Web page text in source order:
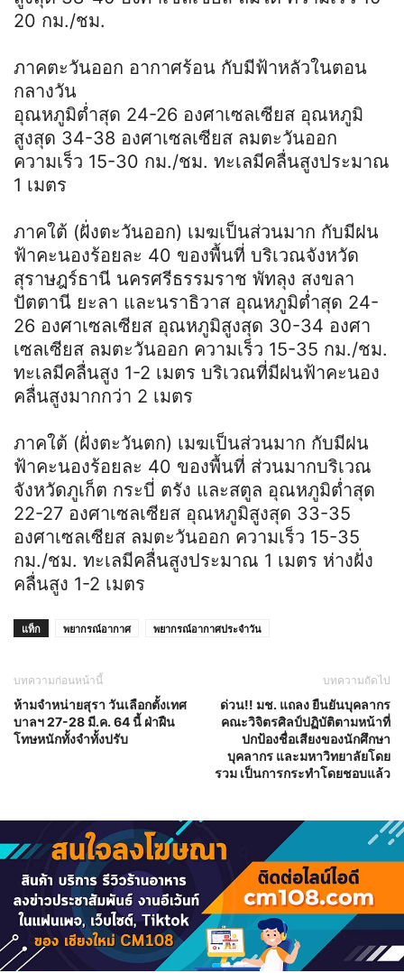
20 กม./ชม.
ภาคตะวันออก อากาศร้อน กับมีฟ้าหลัวในตอน
กลางวัน
อุณหภูมิต่ำสุด 24-26 องศาเซลเซียส อุณหภูมิ
สูงสุด 34-38 องศาเซลเซียส ลมตะวันออก
ความเร็ว 15-30 กม./ชม. ทะเลมีคลื่นสูงประมาณ
1 เมตร
ภาคใต้ (ฝั่งตะวันออก) เมฆเป็นส่วนมาก กับมีฝน
ฟ้าคะนองร้อยละ 40 ของพื้นที่ บริเวณจังหวัด
สุราษฎร์ธานี นครศรีธรรมราช พัทลุง สงขลา
ปัตตานี ยะลา และนราธิวาส อุณหภูมิต่ำสุด 24-
26 องศาเซลเซียส อุณหภูมิสูงสุด 30-34 องศา
เซลเซียส ลมตะวันออก ความเร็ว 15-35 กม./ชม.
ทะเลมีคลื่นสูง 1-2 เมตร บริเวณที่มีฝนฟ้าคะนอง
คลื่นสูงมากกว่า 2 เมตร
ภาคใต้ (ฝั่งตะวันตก) เมฆเป็นส่วนมาก กับมีฝน
ฟ้าคะนองร้อยละ 40 ของพื้นที่ ส่วนมากบริเวณ
จังหวัดภูเก็ต กระบี่ ตรัง และสตูล อุณหภูมิต่ำสุด
22-27 องศาเซลเซียส อุณหภูมิสูงสุด 33-35
องศาเซลเซียส ลมตะวันออก ความเร็ว 15-35
กม./ชม. ทะเลมีคลื่นสูงประมาณ 1 เมตร ห่างฝั่ง
คลื่นสูง 1-2 เมตร
แท็ก พยากรณ์อากาศ พยากรณ์อากาศประจำวัน
บทความก่อนหน้านี้
ห้ามจำหน่ายสุรา วันเลือกตั้งเทศ
บาลฯ 27-28 มี.ค. 64 นี้ ฝ่าฝืน
โทษหนักทั้งจำทั้งปรับ
บทความถัดไป
ด่วน!! มช. แถลง ยืนยันบุคลากร
คณะวิจิตรศิลป์ปฏิบัติตามหน้าที่
ปกป้องชื่อเสียงของนักศึกษา
บุคลากร และมหาวิทยาลัยโดย
รวม เป็นการกระทําโดยชอบแล้ว